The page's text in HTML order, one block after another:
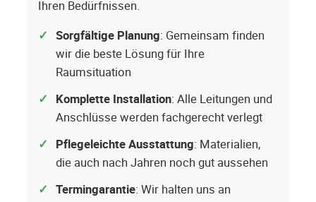
Ihren Bedürfnissen.
Sorgfältige Planung: Gemeinsam finden
wir die beste Lösung für Ihre
Raumsituation
Komplette Installation: Alle Leitungen und
Anschlüsse werden fachgerecht verlegt
Pflegeleichte Ausstattung: Materialien,
die auch nach Jahren noch gut aussehen
Termingarantie: Wir halten uns an